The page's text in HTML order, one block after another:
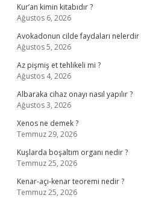
Kur’an kimin kitabıdır ?
Ağustos 6, 2026
Avokadonun cilde faydaları nelerdir
Ağustos 5, 2026
Az pişmiş et tehlikeli mi ?
Ağustos 4, 2026
Albaraka cihaz onayı nasıl yapılır ?
Ağustos 3, 2026
Xenos ne demek ?
Temmuz 29, 2026
Kuşlarda boşaltım organı nedir ?
Temmuz 25, 2026
Kenar-açı-kenar teoremi nedir ?
Temmuz 25, 2026